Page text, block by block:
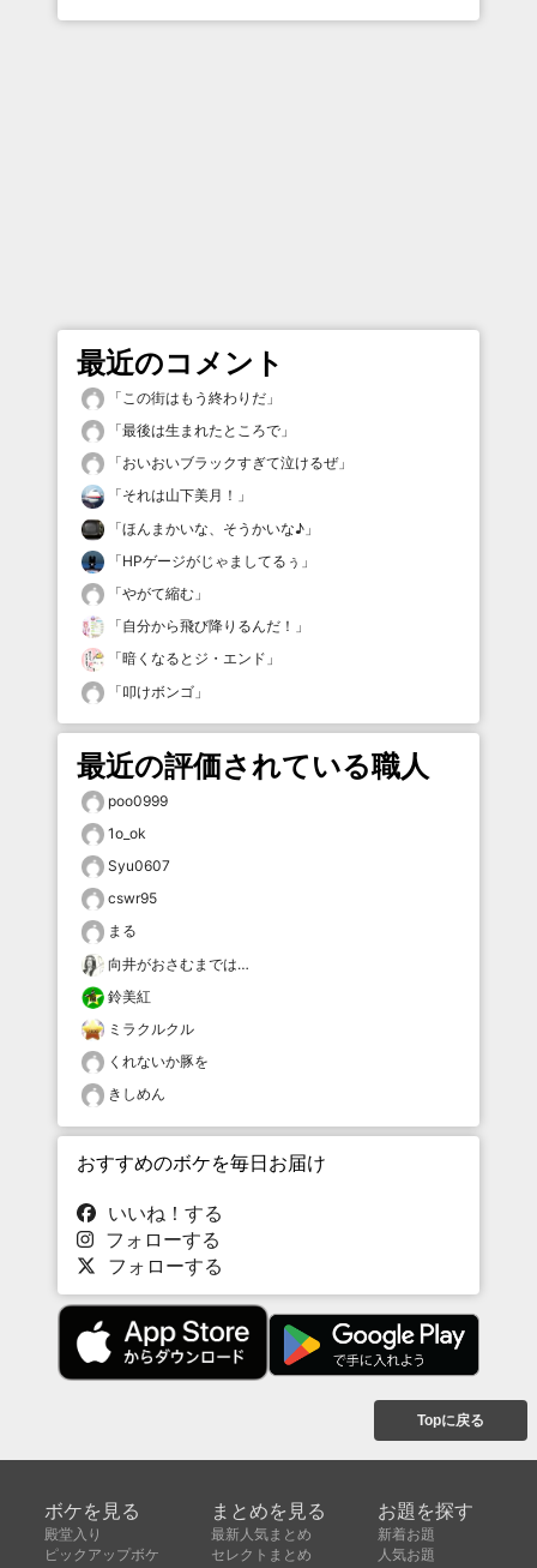
最近のコメント
「 この街はもう終わりだ 」
「最後は生まれたところで 」
「おいおいブラックすぎて泣けるぜ」
「それは山下美月！ 」
「ほんまかいな、そうかいな♪ 」
「HPゲージがじゃましてるぅ 」
「やがて縮む 」
「自分から飛び降りるんだ！ 」
「暗くなるとジ・エンド 」
「叩けボンゴ 」
最近の評価されている職人
poo0999
1o_ok
Syu0607
cswr95
まる
向井がおさむまでは…
鈴美紅
ミラクルクル
くれないか豚を
きしめん
おすすめのボケを毎日お届け
いいね！する
フォローする
フォローする
Topに戻る
ボケを見る
殿堂入り
ピックアップボケ
まとめを見る
最新人気まとめ
セレクトまとめ
お題を探す
新着お題
人気お題